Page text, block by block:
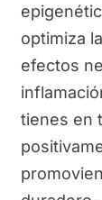
optimiza
efectos
tienes en